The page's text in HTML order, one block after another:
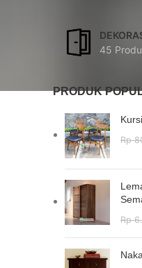
45
PRODUK
Rp
Rp